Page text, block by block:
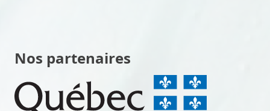
Nos partenaires